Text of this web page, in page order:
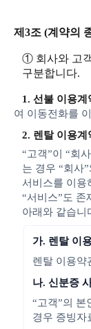
제3조 (계약의
① 회사와 고
구분합니다.
1. 선불 이용계
여 이동전화를
2. 렌탈 이용계
“고객”이 “회
는 경우 “회사
서비스를 이용
“서비스”도 존
아래와 같습니
가. 렌탈 이
렌탈 이용약
나. 신분증
“고객”의 본
경우 증빙자